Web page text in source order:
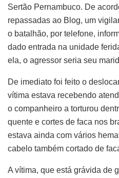
Sertão Pernambuco. De
repassadas ao Blog, um
o batalhão, por telefone,
dado entrada na unidade
ela, o agressor seria seu
De imediato foi feito o
vítima estava recebendo
o companheiro a torturou
quente e cortes de faca nos
estava ainda com vários
cabelo também cortado de
A vítima, que está grávida de